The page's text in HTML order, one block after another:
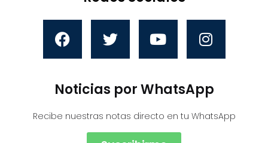
Noticias por WhatsApp
Recibe nuestras notas directo en tu WhatsApp